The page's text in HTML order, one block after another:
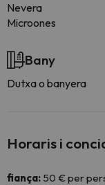
Nevera
Microones
Bany
Dutxa o banyera
Horaris i
fiança: 50 € per